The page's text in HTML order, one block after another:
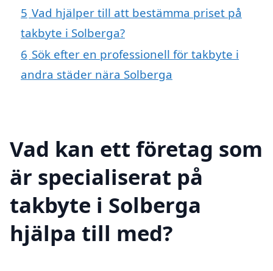
5 Vad hjälper till att bestämma priset på
takbyte i Solberga?
6 Sök efter en professionell för takbyte i
andra städer nära Solberga
Vad kan ett företag som
är specialiserat på
takbyte i Solberga
hjälpa till med?